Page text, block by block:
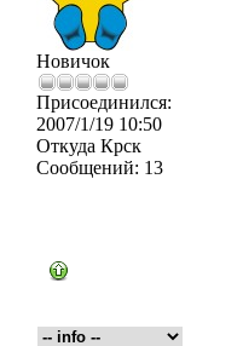
Новичок
Присоединился:
2007/1/19 10:50
Откуда Крск
Сообщений: 13